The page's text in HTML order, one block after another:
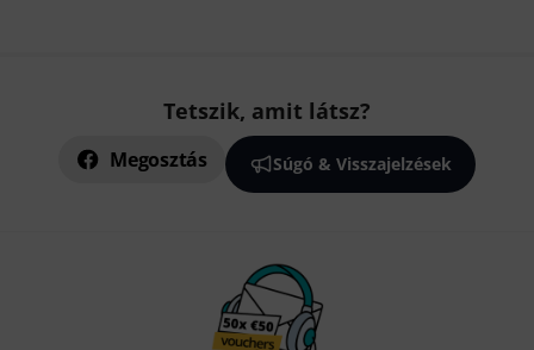
Tetszik, amit látsz?
Megosztás Súgó & Visszajelzések